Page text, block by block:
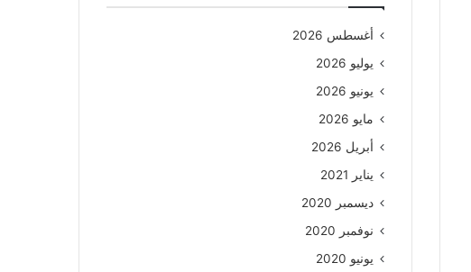
أغسطس 2026
يوليو 2026
يونيو 2026
مايو 2026
أبريل 2026
يناير 2021
ديسمبر 2020
نوفمبر 2020
يونيو 2020